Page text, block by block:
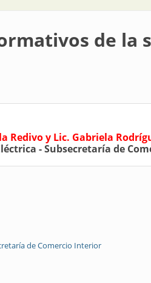
de la
Redivo y Lic. Gabriela
- Subsecretaría de
de Comercio Interior